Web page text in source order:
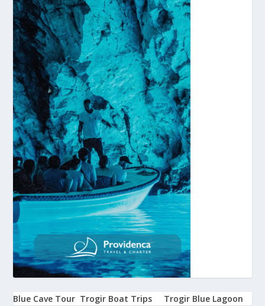
Blue Cave Tour Trogir Boat Trips Trogir Blue Lagoon